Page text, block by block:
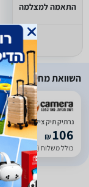
התאמה למצלמה
השוואת מחירים
נרתיק תיק צילום טמרק Tamrac Neos Digital 14
₪106
כולל משלוח (20 ₪)